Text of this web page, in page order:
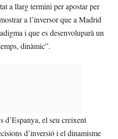
a llarg termini per apostar per
a l’inversor que a Madrid
i que es desenvoluparà un
dinàmic”.
d’Espanya, el seu creixent
d’inversió i el dinamisme